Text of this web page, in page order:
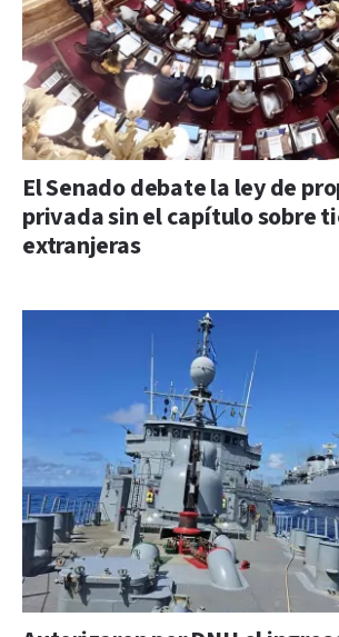
El Senado debate la ley de
privada sin el capítulo sobre
extranjeras